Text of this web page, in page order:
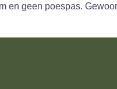
en geen poespas.